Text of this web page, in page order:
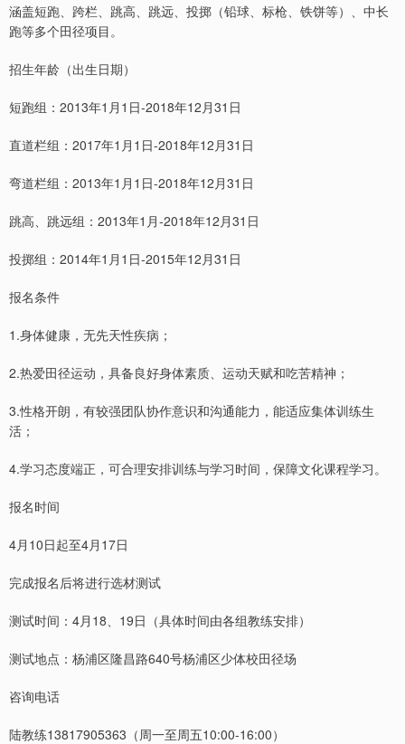
涵盖短跑、跨栏、跳高、跳远、投掷（铅球、标枪、铁饼等）、中长
跑等多个田径项目。
招生年龄（出生日期）
短跑组：2013年1月1日-2018年12月31日
直道栏组：2017年1月1日-2018年12月31日
弯道栏组：2013年1月1日-2018年12月31日
跳高、跳远组：2013年1月-2018年12月31日
投掷组：2014年1月1日-2015年12月31日
报名条件
1.身体健康，无先天性疾病；
2.热爱田径运动，具备良好身体素质、运动天赋和吃苦精神；
3.性格开朗，有较强团队协作意识和沟通能力，能适应集体训练生
活；
4.学习态度端正，可合理安排训练与学习时间，保障文化课程学习。
报名时间
4月10日起至4月17日
完成报名后将进行选材测试
测试时间：4月18、19日（具体时间由各组教练安排）
测试地点：杨浦区隆昌路640号杨浦区少体校田径场
咨询电话
陆教练13817905363（周一至周五10:00-16:00）